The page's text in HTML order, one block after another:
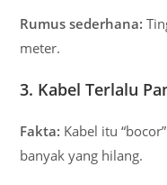
Rumus sederhana:
meter.
3. Kabel Terlalu
Fakta: Kabel itu
banyak yang hilang.